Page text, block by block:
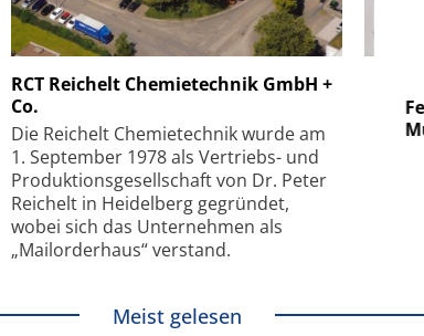
RCT Reichelt Chemietechnik GmbH +
Co.
Die Reichelt Chemietechnik wurde am
1. September 1978 als Vertriebs- und
Produktionsgesellschaft von Dr. Peter
Reichelt in Heidelberg gegründet,
wobei sich das Unternehmen als
„Mailorderhaus“ verstand.
SmarAct GmbH
kleinstem Raum
Meist gelesen